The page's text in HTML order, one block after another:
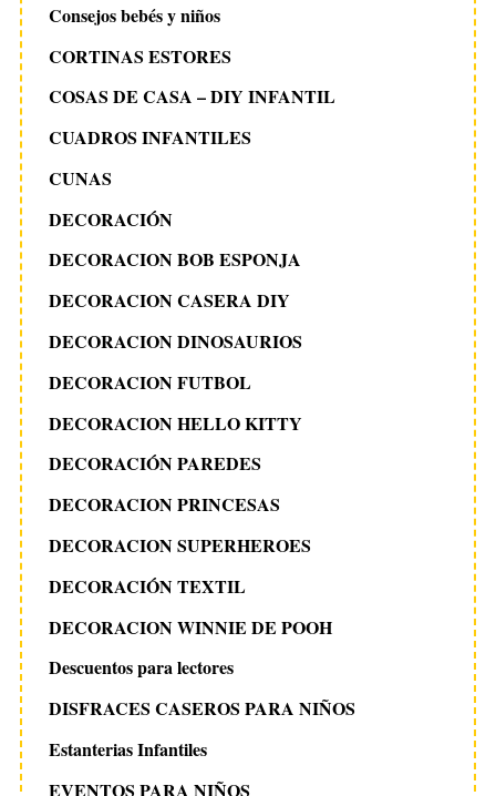
Consejos bebés y niños
CORTINAS ESTORES
COSAS DE CASA – DIY INFANTIL
CUADROS INFANTILES
CUNAS
DECORACIÓN
DECORACION BOB ESPONJA
DECORACION CASERA DIY
DECORACION DINOSAURIOS
DECORACION FUTBOL
DECORACION HELLO KITTY
DECORACIÓN PAREDES
DECORACION PRINCESAS
DECORACION SUPERHEROES
DECORACIÓN TEXTIL
DECORACION WINNIE DE POOH
Descuentos para lectores
DISFRACES CASEROS PARA NIÑOS
Estanterias Infantiles
EVENTOS PARA NIÑOS